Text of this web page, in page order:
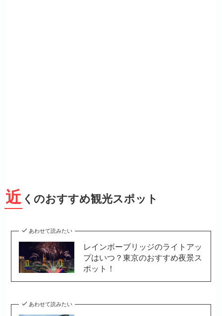
近 くのおすすめ観光スポット
あわせて読みたい
レインボーブリッジのライトアッ
プはいつ？東京のおすすめ夜景ス
ポット！
あわせて読みたい